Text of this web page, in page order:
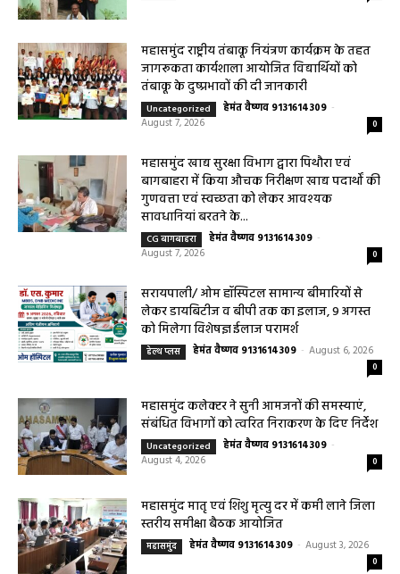
महासमुंद वन विभाग की कार्रवाई करील तोड़ने के
पिथौरा हेमंत वैष्णव 9131614309 - August 7, 2026
महासमुंद राष्ट्रीय तंबाकू नियंत्रण कार्यक्रम के तहत
जागरूकता कार्यशाला आयोजित विद्यार्थियों को
Uncategorized हेमंत वैष्णव 9131614309 -
August 7, 2026
0
महासमुंद खाद्य सुरक्षा विभाग द्वारा पिथौरा एवं
बागबाहरा में किया औचक निरीक्षण खाद्य पदार्थों की
गुणवत्ता एवं स्वच्छता को लेकर आवश्यक
CG बागबाहरा हेमंत वैष्णव 9131614309 -
August 7, 2026
सरायपाली/ ओम हॉस्पिटल सामान्य बीमारियों से
लेकर डायबिटीज व बीपी तक का इलाज, 9 अगस्त
हेल्थ प्लस हेमंत वैष्णव 9131614309 - August 6, 2026
0
महासमुंद कलेक्टर ने सुनी आमजनों की समस्याएं,
संबंधित विभागों को त्वरित निराकरण के दिए निर्देश
Uncategorized हेमंत वैष्णव 9131614309 -
August 4, 2026
महासमुंद मातृ एवं शिशु मृत्यु दर में कमी लाने जिला